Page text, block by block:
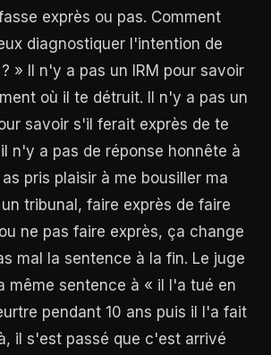
exprès ou pas. Comment
diagnostiquer l'intention de
» Il n'y a pas un IRM pour savoir
où il te détruit. Il n'y a pas un
savoir s'il ferait exprès de te
n'y a pas de réponse honnête à
pris plaisir à me bousiller ma
tribunal, faire exprès de faire
ne pas faire exprès, ça change
mal la sentence à la fin. Le juge
même sentence à « il l'a tué en
pendant 10 ans puis il l'a fait
il s'est passé que c'est arrivé